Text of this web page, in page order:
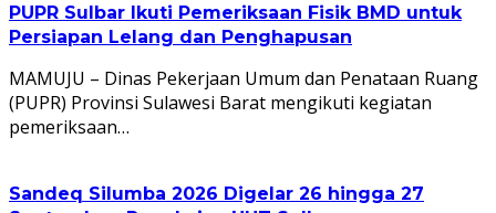
PUPR Sulbar Ikuti Pemeriksaan Fisik BMD untuk
Persiapan Lelang dan Penghapusan
MAMUJU – Dinas Pekerjaan Umum dan Penataan Ruang
(PUPR) Provinsi Sulawesi Barat mengikuti kegiatan
pemeriksaan…
Sandeq Silumba 2026 Digelar 26 hingga 27